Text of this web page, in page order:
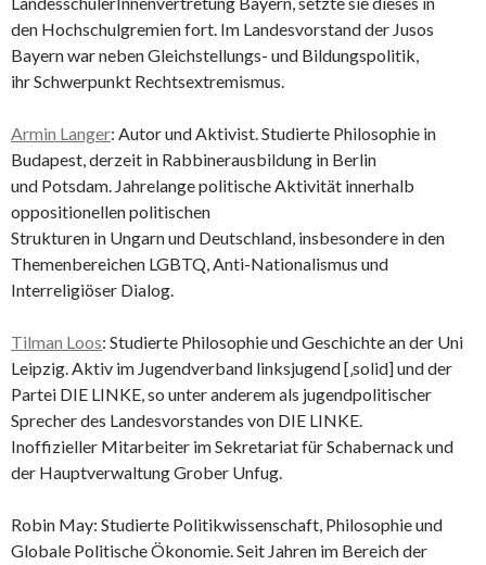
den Hochschulgremien fort. Im Landesvorstand der Jusos
Bayern war neben Gleichstellungs- und Bildungspolitik,
ihr Schwerpunkt Rechtsextremismus.
Armin Langer: Autor und Aktivist. Studierte Philosophie in
Budapest, derzeit in Rabbinerausbildung in Berlin
und Potsdam. Jahrelange politische Aktivität innerhalb
oppositionellen politischen
Strukturen in Ungarn und Deutschland, insbesondere in den
Themenbereichen LGBTQ, Anti-Nationalismus und
Interreligiöser Dialog.
Tilman Loos: Studierte Philosophie und Geschichte an der Uni
Leipzig. Aktiv im Jugendverband linksjugend [‚solid] und der
Partei DIE LINKE, so unter anderem als jugendpolitischer
Sprecher des Landesvorstandes von DIE LINKE.
Inoffizieller Mitarbeiter im Sekretariat für Schabernack und
der Hauptverwaltung Grober Unfug.
Robin May: Studierte Politikwissenschaft, Philosophie und
Globale Politische Ökonomie. Seit Jahren im Bereich der